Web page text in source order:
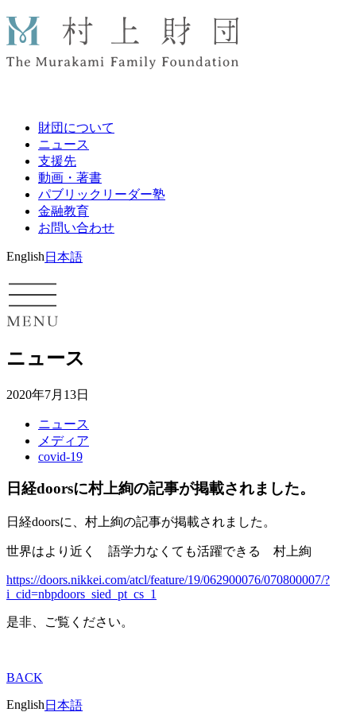
財団について
ニュース
支援先
動画・著書
パブリックリーダー塾
金融教育
お問い合わせ
English 日本語
ニュース
2020年7月13日
ニュース
メディア
covid-19
日経doorsに村上絢の記事が掲載されました。
日経doorsに、村上絢の記事が掲載されました。
世界はより近く 語学力なくても活躍できる 村上絢
https://doors.nikkei.com/atcl/feature/19/062900076/070800007/?
i_cid=nbpdoors_sied_pt_cs_1
是非、ご覧ください。
BACK
English 日本語